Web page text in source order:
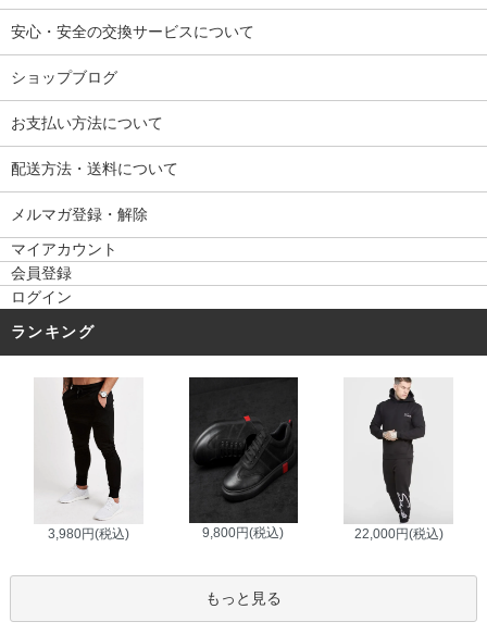
安心・安全の交換サービスについて
ショップブログ
お支払い方法について
配送方法・送料について
メルマガ登録・解除
マイアカウント
会員登録
ログイン
ランキング
3,980円(税込) 9,800円(税込) 22,000円(税込)
もっと見る